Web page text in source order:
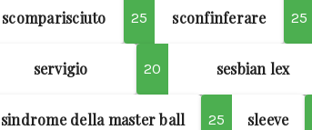
scomparisciuto 25 sconfinferare 25
servigio 20 sesbian lex
sindrome della master ball 25 sleeve